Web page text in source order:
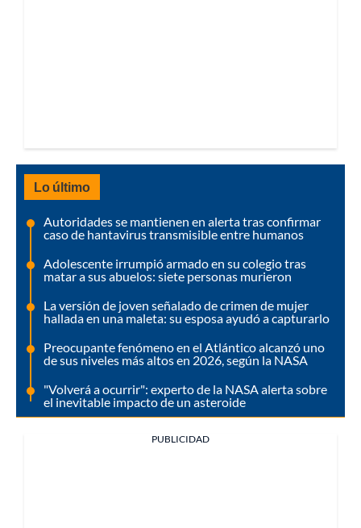
Lo último
Autoridades se mantienen en alerta tras confirmar
caso de hantavirus transmisible entre humanos
Adolescente irrumpió armado en su colegio tras
matar a sus abuelos: siete personas murieron
La versión de joven señalado de crimen de mujer
hallada en una maleta: su esposa ayudó a capturarlo
Preocupante fenómeno en el Atlántico alcanzó uno
de sus niveles más altos en 2026, según la NASA
"Volverá a ocurrir": experto de la NASA alerta sobre
el inevitable impacto de un asteroide
PUBLICIDAD